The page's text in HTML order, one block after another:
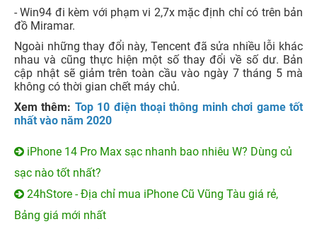
- Win94 đi kèm với phạm vi 2,7x mặc định chỉ có trên bản
đồ Miramar.
Ngoài những thay đổi này, Tencent đã sửa nhiều lỗi khác
nhau và cũng thực hiện một số thay đổi về số dư. Bản
cập nhật sẽ giảm trên toàn cầu vào ngày 7 tháng 5 mà
không có thời gian chết máy chủ.
Xem thêm: Top 10 điện thoại thông minh chơi game tốt
nhất vào năm 2020
iPhone 14 Pro Max sạc nhanh bao nhiêu W? Dùng củ
sạc nào tốt nhất?
24hStore - Địa chỉ mua iPhone Cũ Vũng Tàu giá rẻ,
Bảng giá mới nhất